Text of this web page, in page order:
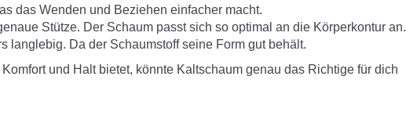
das Wenden und Beziehen einfacher macht.
Stütze. Der Schaum passt sich so optimal an die Körperkontur an.
langlebig. Da der Schaumstoff seine Form gut behält.
Komfort und Halt bietet, könnte Kaltschaum genau das Richtige für dich